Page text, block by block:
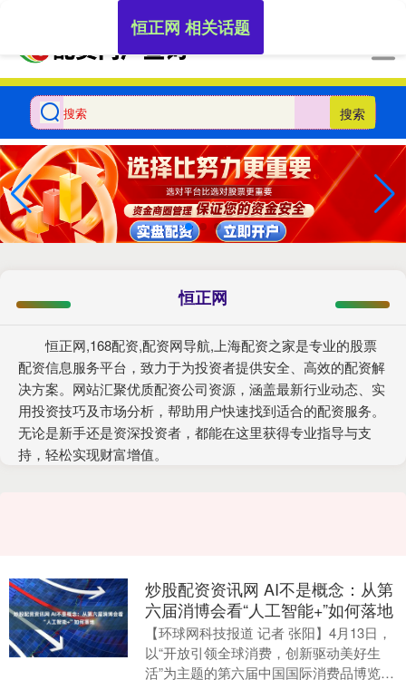
搜索
恒正网
恒正网,168配资,配资网导航,上海配资之家是专业的股票
配资信息服务平台，致力于为投资者提供安全、高效的配资解
决方案。网站汇聚优质配资公司资源，涵盖最新行业动态、实
用投资技巧及市场分析，帮助用户快速找到适合的配资服务。
无论是新手还是资深投资者，都能在这里获得专业指导与支
持，轻松实现财富增值。
恒正网 相关话题
炒股配资资讯网 AI不是概念：从第
六届消博会看“人工智能+”如何落地
【环球网科技报道 记者 张阳】4月13日，
以“开放引领全球消费，创新驱动美好生
活”为主题的第六届中国国际消费品博览会